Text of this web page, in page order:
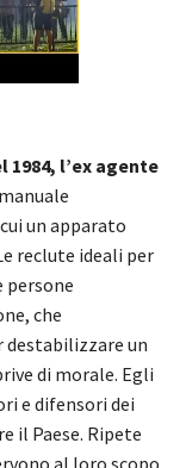
1984, l’ex agente
un apparato
reclute ideali per
persone
che
destabilizzare un
di morale. Egli
e difensori dei
il Paese. Ripete
al loro scopo